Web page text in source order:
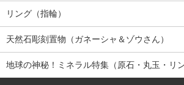
リング（指輪）
天然石彫刻置物（ガネーシャ＆ゾウさん）
地球の神秘！ミネラル特集（原石・丸玉・リン